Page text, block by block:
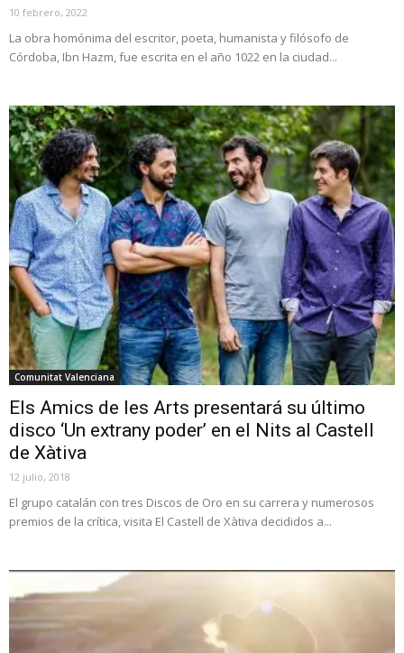
10 febrero, 2022
La obra homónima del escritor, poeta, humanista y filósofo de
Córdoba, Ibn Hazm, fue escrita en el año 1022 en la ciudad...
Comunitat Valenciana
Els Amics de les Arts presentará su último
disco ‘Un extrany poder’ en el Nits al Castell
de Xàtiva
12 julio, 2018
El grupo catalán con tres Discos de Oro en su carrera y numerosos
premios de la crítica, visita El Castell de Xàtiva decididos a...